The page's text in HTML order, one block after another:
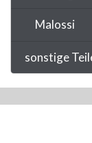
Malossi
sonstige